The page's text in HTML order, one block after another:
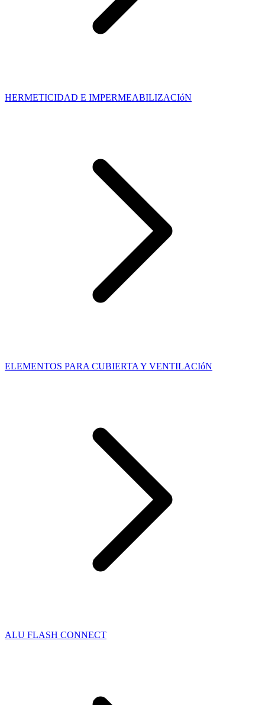
HERMETICIDAD E IMPERMEABILIZACIóN
ELEMENTOS PARA CUBIERTA Y VENTILACIóN
ALU FLASH CONNECT